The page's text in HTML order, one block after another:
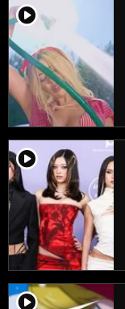
player2
player2
player2